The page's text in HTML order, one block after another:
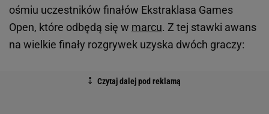
ośmiu uczestników finałów Ekstraklasa Games
Open, które odbędą się w marcu. Z tej stawki awans
na wielkie finały rozgrywek uzyska dwóch graczy: